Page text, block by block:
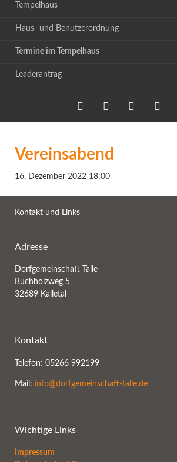
Tempelhaus
Haus- und Benutzerordnung
Termine im Tempelhaus
Leaderantrag
Twitter LinkedIn
Vereinsabend
16. Dezember 2022 18:00
Kontakt und Links
Adresse
Dorfgemeinschaft Talle
Buchholzweg 5
32689 Kalletal
Kontakt
Telefon: 05266 992199
Mail: info@dorfgemeinschaft-talle.de
Wichtige Links
Impressum